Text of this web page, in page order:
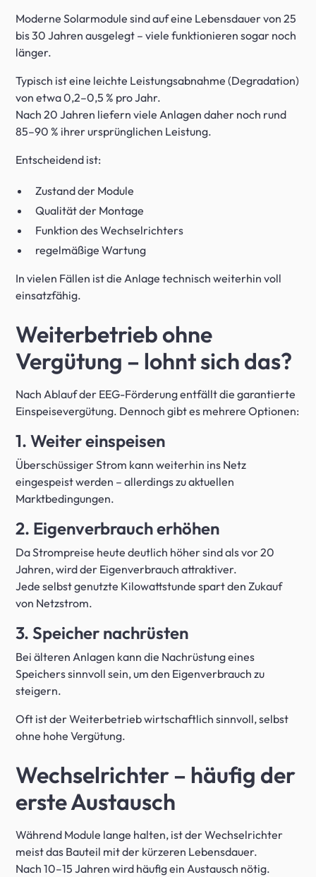
Moderne Solarmodule sind auf eine Lebensdauer von 25
bis 30 Jahren ausgelegt – viele funktionieren sogar noch
länger.
Typisch ist eine leichte Leistungsabnahme (Degradation)
von etwa 0,2–0,5 % pro Jahr.
Nach 20 Jahren liefern viele Anlagen daher noch rund
85–90 % ihrer ursprünglichen Leistung.
Entscheidend ist:
Zustand der Module
Qualität der Montage
Funktion des Wechselrichters
regelmäßige Wartung
In vielen Fällen ist die Anlage technisch weiterhin voll
einsatzfähig.
Weiterbetrieb ohne
Vergütung – lohnt sich das?
Nach Ablauf der EEG-Förderung entfällt die garantierte
Einspeisevergütung. Dennoch gibt es mehrere Optionen:
1. Weiter einspeisen
Überschüssiger Strom kann weiterhin ins Netz
eingespeist werden – allerdings zu aktuellen
Marktbedingungen.
2. Eigenverbrauch erhöhen
Da Strompreise heute deutlich höher sind als vor 20
Jahren, wird der Eigenverbrauch attraktiver.
Jede selbst genutzte Kilowattstunde spart den Zukauf
von Netzstrom.
3. Speicher nachrüsten
Bei älteren Anlagen kann die Nachrüstung eines
Speichers sinnvoll sein, um den Eigenverbrauch zu
steigern.
Oft ist der Weiterbetrieb wirtschaftlich sinnvoll, selbst
ohne hohe Vergütung.
Wechselrichter – häufig der
erste Austausch
Während Module lange halten, ist der Wechselrichter
meist das Bauteil mit der kürzeren Lebensdauer.
Nach 10–15 Jahren wird häufig ein Austausch nötig.